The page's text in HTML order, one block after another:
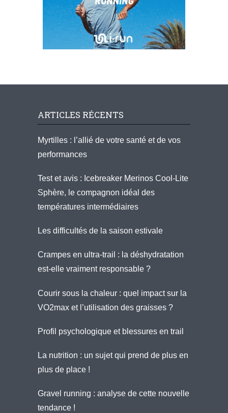
ARTICLES RÉCENTS
Myrtilles : l’allié de votre santé et de vos
performances
Test et avis : Icebreaker Merinos Cool-Lite
Sphère, le compagnon idéal des
températures intermédiaires
Les difficultés de la saison estivale
Crampes en ultra-trail : la déshydratation
est-elle vraiment responsable ?
Courir sous la chaleur : quel impact sur la
VO2max et l’utilisation des graisses ?
Profil psychologique et blessures en trail
La nutrition : un sujet qui prend de plus en
plus de place !
Gravel running : analyse de cette nouvelle
tendance !